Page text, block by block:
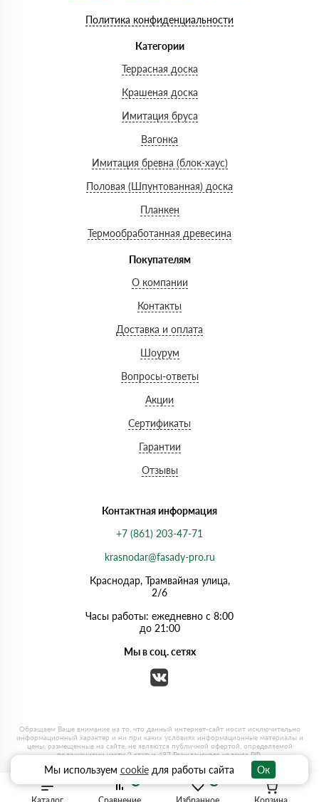
Политика конфиденциальности
Категории
Террасная доска
Крашеная доска
Имитация бруса
Вагонка
Имитация бревна (блок-хаус)
Половая (Шпунтованная) доска
Планкен
Термообработанная древесина
Покупателям
О компании
Контакты
Доставка и оплата
Шоурум
Вопросы-ответы
Акции
Сертификаты
Гарантии
Отзывы
Контактная информация
+7 (861) 203-47-71
krasnodar@fasady-pro.ru
Краснодар, Трамвайная улица,
2/6
Часы работы: ежедневно с 8:00
до 21:00
Мы в соц. сетях
Мы используем cookieдля работы сайта Ок